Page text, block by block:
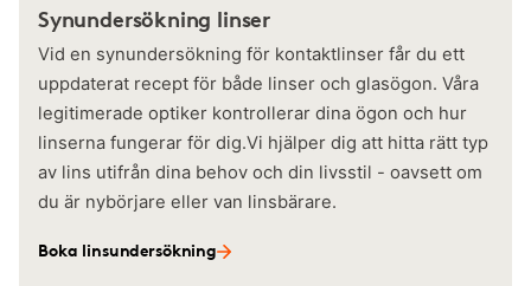
Synundersökning linser
Vid en synundersökning för kontaktlinser får du ett
uppdaterat recept för både linser och glasögon. Våra
legitimerade optiker kontrollerar dina ögon och hur
linserna fungerar för dig.Vi hjälper dig att hitta rätt typ
av lins utifrån dina behov och din livsstil - oavsett om
du är nybörjare eller van linsbärare.
Boka linsundersökning